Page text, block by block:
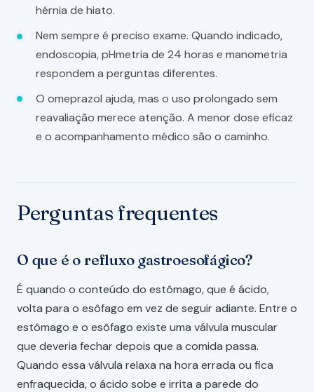
hérnia de hiato.
Nem sempre é preciso exame. Quando indicado,
endoscopia, pHmetria de 24 horas e manometria
respondem a perguntas diferentes.
O omeprazol ajuda, mas o uso prolongado sem
reavaliação merece atenção. A menor dose eficaz
e o acompanhamento médico são o caminho.
Perguntas frequentes
O que é o refluxo gastroesofágico?
É quando o conteúdo do estômago, que é ácido,
volta para o esôfago em vez de seguir adiante. Entre o
estômago e o esôfago existe uma válvula muscular
que deveria fechar depois que a comida passa.
Quando essa válvula relaxa na hora errada ou fica
enfraquecida, o ácido sobe e irrita a parede do